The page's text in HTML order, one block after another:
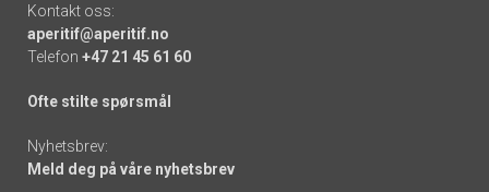
Kontakt oss:
aperitif@aperitif.no
Telefon +47 21 45 61 60
Ofte stilte spørsmål
Nyhetsbrev:
Meld deg på våre nyhetsbrev